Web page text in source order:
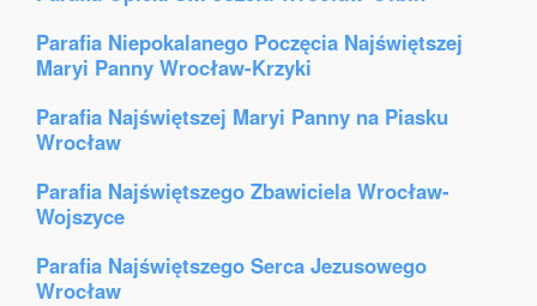
Parafia Niepokalanego Poczęcia Najświętszej
Maryi Panny Wrocław-Krzyki
Parafia Najświętszej Maryi Panny na Piasku
Wrocław
Parafia Najświętszego Zbawiciela Wrocław-
Wojszyce
Parafia Najświętszego Serca Jezusowego
Wrocław